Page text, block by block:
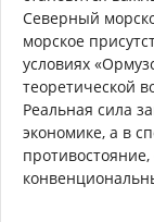
Северный
морское
условиях
теоретической
Реальная сила
экономике, а в